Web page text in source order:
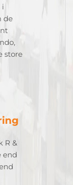
i
de
store
R &
end